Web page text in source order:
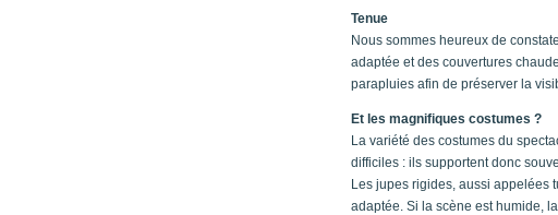
Tenue
Nous sommes heureux de
adaptée et des couvertures
parapluies afin de préserver la
Et les magnifiques costumes ?
La variété des costumes du
difficiles : ils supportent donc
Les jupes rigides, aussi appelées
adaptée. Si la scène est humide,